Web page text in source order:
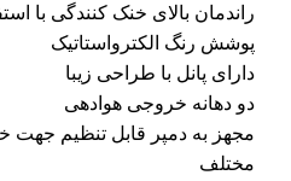
راندمان بالای خنک کنندگی با
پوشش رنگ الکترواستاتیک
دارای پانل با طراحی زیبا
دو دهانه خروجی هوادهی
مجهز به دمپر قابل تنظیم جهت
مختلف